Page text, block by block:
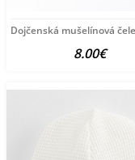
Dojčenská mušelínová
8.00€